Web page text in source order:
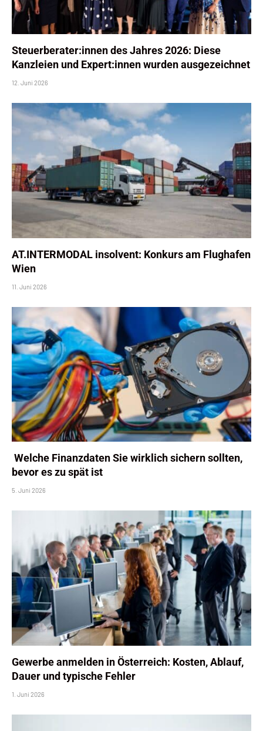
Steuerberater:innen des Jahres 2026: Diese
Kanzleien und Expert:innen wurden ausgezeichnet
12. Juni 2026
AT.INTERMODAL insolvent: Konkurs am Flughafen
Wien
11. Juni 2026
Welche Finanzdaten Sie wirklich sichern sollten,
bevor es zu spät ist
5. Juni 2026
Gewerbe anmelden in Österreich: Kosten, Ablauf,
Dauer und typische Fehler
1. Juni 2026